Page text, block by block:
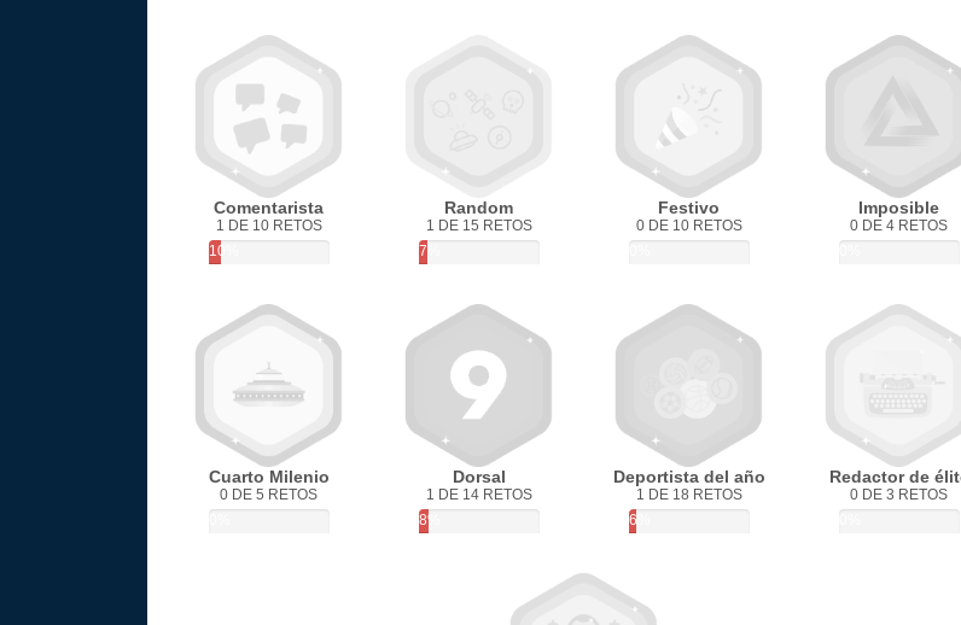
Comentarista
1 DE 10 RETOS
10%
Random
1 DE 15 RETOS
7%
Festivo
0 DE 10 RETOS
Imposible
0 DE 4 RETOS
Cuarto Milenio
0 DE 5 RETOS
Dorsal
1 DE 14 RETOS
8%
Deportista del año
1 DE 18 RETOS
6%
Redactor de
0 DE 3 RETOS